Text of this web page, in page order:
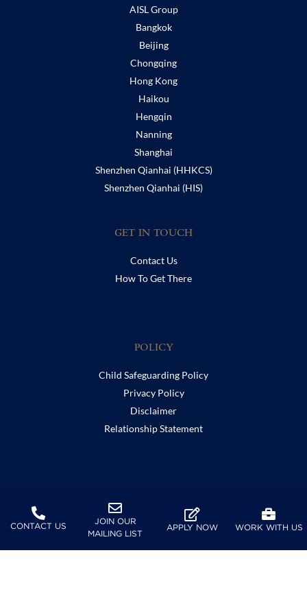
AISL Group
Bangkok
Beijing
Chongqing
Hong Kong
Haikou
Hengqin
Nanning
Shanghai
Shenzhen Qianhai (HHKCS)
Shenzhen Qianhai (HIS)
GET IN TOUCH
Contact Us
How To Get There
POLICY
Child Safeguarding Policy
Privacy Policy
Disclaimer
Relationship Statement
Furusato Tax
CONTACT US
JOIN OUR
MAILING LIST
APPLY NOW WORK WITH US